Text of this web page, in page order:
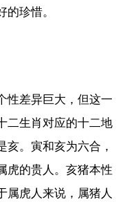
珍惜。
性差异巨大，但这一
二生肖对应的十二地
亥。寅和亥为六合，
虎的贵人。亥猪本性
属虎人来说，属猪人